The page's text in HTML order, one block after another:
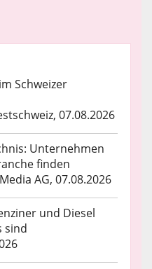
Schweizer
07.08.2026
Unternehmen
finden
AG, 07.08.2026
und Diesel
sind